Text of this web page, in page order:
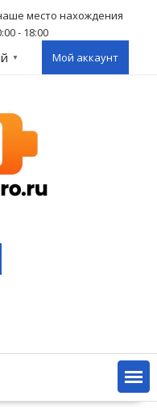
место нахождения
- 18:00
▼ Мой аккаунт